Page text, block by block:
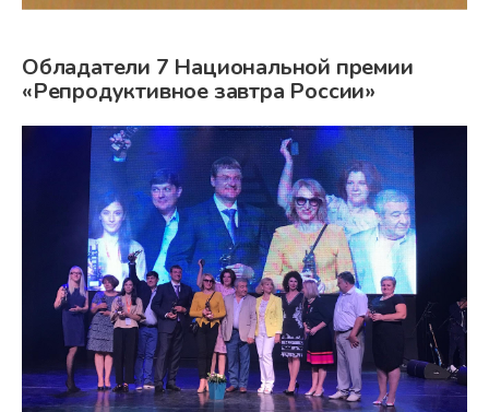
Обладатели 7 Национальной премии
«Репродуктивное завтра России»